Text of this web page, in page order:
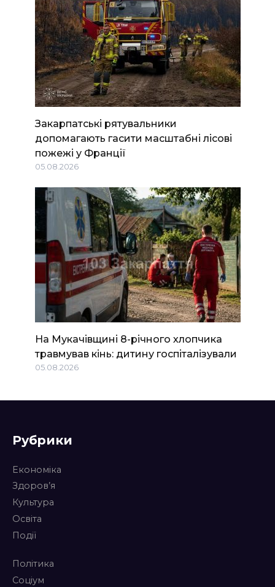
Закарпатські рятувальники
допомагають гасити масштабні лісові
пожежі у Франції
05.08.2026
На Мукачівщині 8-річного хлопчика
травмував кінь: дитину госпіталізували
05.08.2026
Рубрики
Економіка
Здоров’я
Культура
Освіта
Події
Політика
Соціум